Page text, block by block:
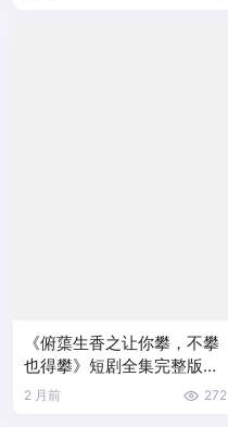
《俯蕖生香之让你攀，不攀
也得攀》短剧全集完整版免
费观看
2 月前 272